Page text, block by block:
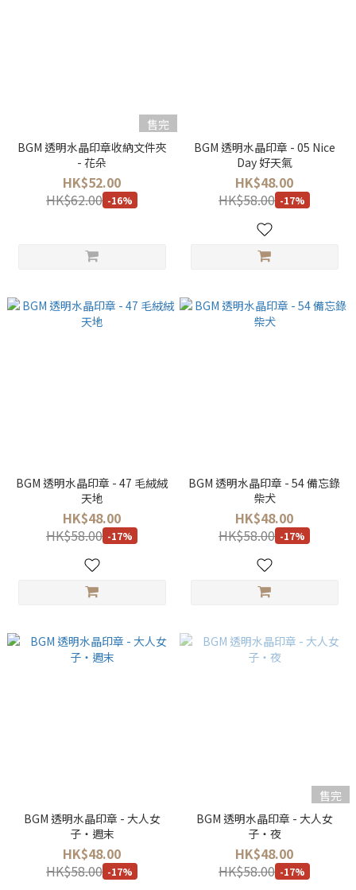
售完
BGM 透明水晶印章收納文件夾
- 花朵
HK$52.00
HK$62.00 -16%
BGM 透明水晶印章 - 05 Nice
Day 好天氣
HK$48.00
HK$58.00 -17%
BGM 透明水晶印章 - 47 毛絨絨
天地
HK$48.00
HK$58.00 -17%
BGM 透明水晶印章 - 54 備忘錄
柴犬
HK$48.00
HK$58.00 -17%
BGM 透明水晶印章 - 大人女
子・週末
HK$48.00
HK$58.00 -17%
售完
BGM 透明水晶印章 - 大人女
子・夜
HK$48.00
HK$58.00 -17%